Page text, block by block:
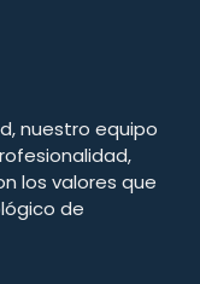
nuestro equipo
los valores que
de